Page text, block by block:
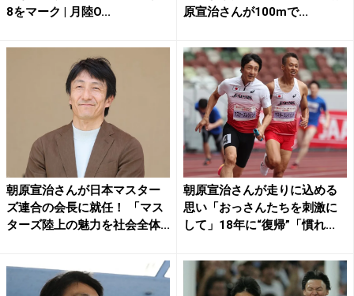
8をマーク | 月陸O...
原宣治さんが100mで...
朝原宣治さんが日本マスター
ズ連合の会長に就任！ 「マス
ターズ陸上の魅力を社会全体...
朝原宣治さんが走りに込める
思い「おっさんたちを刺激に
して」18年に“復帰”「慣れ...